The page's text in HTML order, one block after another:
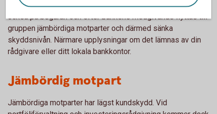
och därmed höja skyddsnivån. Professionella kunder kan
också på begäran och efter bankens medgivande flyttas till
gruppen jämbördiga motparter och därmed sänka
skyddsnivån. Närmare upplysningar om det lämnas av din
rådgivare eller ditt lokala bankkontor.
Jämbördig motpart
Jämbördiga motparter har lägst kundskydd. Vid